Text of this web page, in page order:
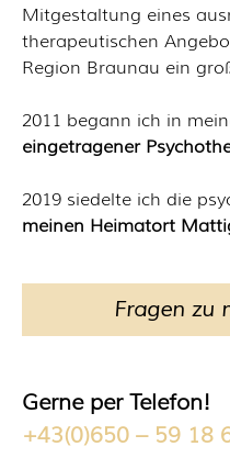
Mitgestaltung eines
therapeutischen
Region Braunau ein
2011 begann ich in
eingetragener
2019 siedelte ich die
meinen Heimatort
Fragen zu
Gerne per Telefon!
+43(0)650 – 59 18